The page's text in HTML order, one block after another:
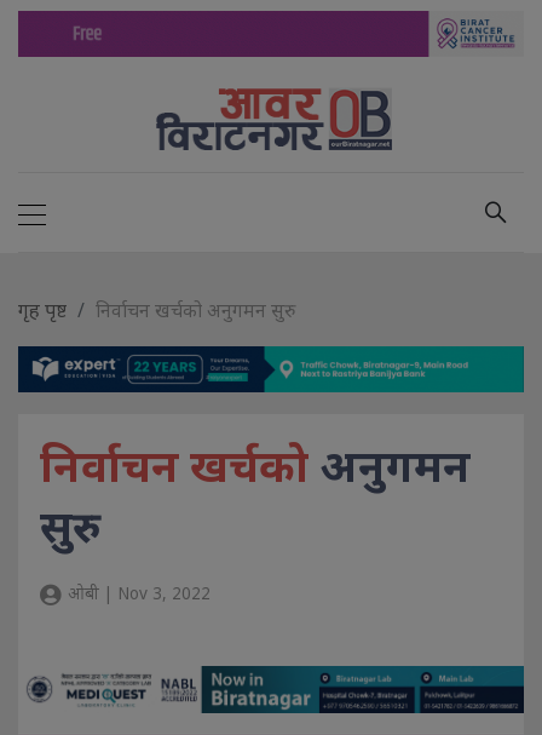
गृह पृष्ट निर्वाचन खर्चको अनुगमन सुरु
निर्वाचन खर्चको अनुगमन
सुरु
ओबी | Nov 3, 2022